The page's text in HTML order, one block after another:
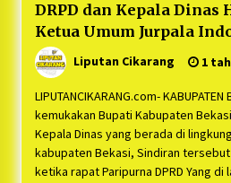
Kartini Penggerak
Bukit Berlian
1 tahun ago
PNM Berangkatkan
Aman Sampai
1 tahun ago
Ketua Umum
DRPD dan Kepala Dinas
Ketua Umum Jurpala
Demi Pembangunan
Kabupaten Bekasi”
Liputan Cikarang 1
LIPUTANCIKARANG.com-
kemukakan Bupati Kabupaten
Kepala Dinas yang berada di
kabupaten Bekasi, Sindiran
ketika rapat Paripurna DPRD Yang di